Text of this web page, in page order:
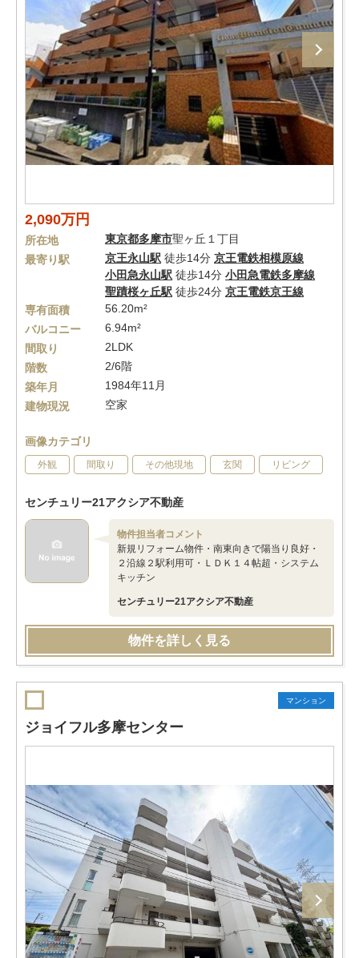
2,090万円
所在地 東京都多摩市聖ヶ丘１丁目
最寄り駅
京王永山駅 徒歩14分 京王電鉄相模原線
小田急永山駅 徒歩14分 小田急電鉄多摩線
聖蹟桜ヶ丘駅 徒歩24分 京王電鉄京王線
専有面積
56.20m²
バルコニー
6.94m²
間取り
2LDK
階数
2/6階
築年月
1984年11月
建物現況
空家
画像カテゴリ
外観 間取り その他現地 玄関 リビング
センチュリー21アクシア不動産
物件担当者コメント
新規リフォーム物件・南東向きで陽当り良好・
２沿線２駅利用可・ＬＤＫ１４帖超・システム
キッチン
センチュリー21アクシア不動産
物件を詳しく見る
マンション
ジョイフル多摩センター